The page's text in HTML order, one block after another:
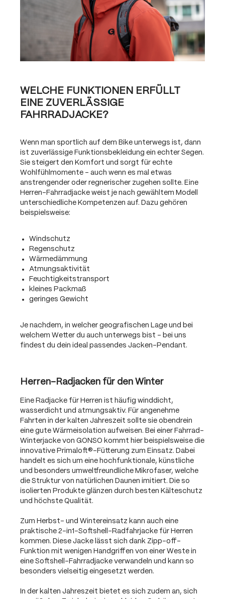
WELCHE FUNKTIONEN ERFÜLLT
EINE ZUVERLÄSSIGE
FAHRRADJACKE?
Wenn man sportlich auf dem Bike unterwegs ist, dann
ist zuverlässige Funktionsbekleidung ein echter Segen.
Sie steigert den Komfort und sorgt für echte
Wohlfühlmomente – auch wenn es mal etwas
anstrengender oder regnerischer zugehen sollte. Eine
Herren-Fahrradjacke weist je nach gewähltem Modell
unterschiedliche Kompetenzen auf. Dazu gehören
beispielsweise:
Windschutz
Regenschutz
Wärmedämmung
Atmungsaktivität
Feuchtigkeitstransport
kleines Packmaß
geringes Gewicht
Je nachdem, in welcher geografischen Lage und bei
welchem Wetter du auch unterwegs bist – bei uns
findest du dein ideal passendes Jacken-Pendant.
Herren-Radjacken für den Winter
Eine Radjacke für Herren ist häufig winddicht,
wasserdicht und atmungsaktiv. Für angenehme
Fahrten in der kalten Jahreszeit sollte sie obendrein
eine gute Wärmeisolation aufweisen. Bei einer Fahrrad-
Winterjacke von GONSO kommt hier beispielsweise die
innovative Primaloft®-Fütterung zum Einsatz. Dabei
handelt es sich um eine hochfunktionale, künstliche
und besonders umweltfreundliche Mikrofaser, welche
die Struktur von natürlichen Daunen imitiert. Die so
isolierten Produkte glänzen durch besten Kälteschutz
und höchste Qualität.
Zum Herbst- und Wintereinsatz kann auch eine
praktische 2-in1-Softshell-Radfahrjacke für Herren
kommen. Diese Jacke lässt sich dank Zipp-off-
Funktion mit wenigen Handgriffen von einer Weste in
eine Softshell-Fahrradjacke verwandeln und kann so
besonders vielseitig eingesetzt werden.
In der kalten Jahreszeit bietet es sich zudem an, sich